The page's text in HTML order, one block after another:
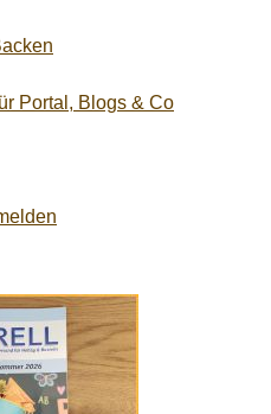
Portal, Blogs & Co